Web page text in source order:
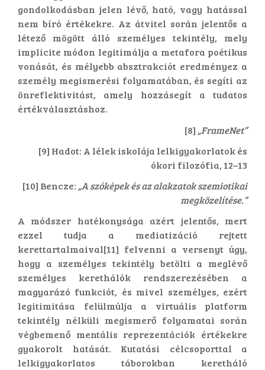
gondolkodásban jelen lévő, ható, vagy hatással
nem bíró értékekre. Az átvitel során jelentős a
létező mögött álló személyes tekintély, mely
implicite módon legitimálja a metafora poétikus
vonását, és mélyebb absztrakciót eredményez a
személy megismerési folyamatában, és segíti az
önreflektivitást, amely hozzásegít a tudatos
értékválasztáshoz.
[8] „FrameNet”
[9] Hadot: A lélek iskolája lelkigyakorlatok és
ókori filozófia, 12–13
[10] Bencze: „A szóképek és az alakzatok szemiotikai
megközelítése.”
A módszer hatékonysága azért jelentős, mert
ezzel tudja a mediatizáció rejtett
kerettartalmaival[11] felvenni a versenyt úgy,
hogy a személyes tekintély betölti a meglévő
személyes kerethálók rendszerezésében a
magyarázó funkciót, és mivel személyes, ezért
legitimitása felülmúlja a virtuális platform
tekintély nélküli megismerő folyamatai során
végbemenő mentális reprezentációk értékekre
gyakorolt hatását. Kutatási célcsoporttal a
lelkigyakorlatos táborokban keretháló